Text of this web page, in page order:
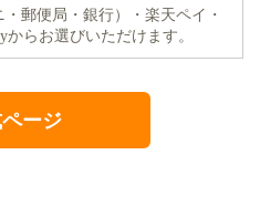
・郵便局・銀行）・楽天ペイ・
からお選びいただけます。
ージ